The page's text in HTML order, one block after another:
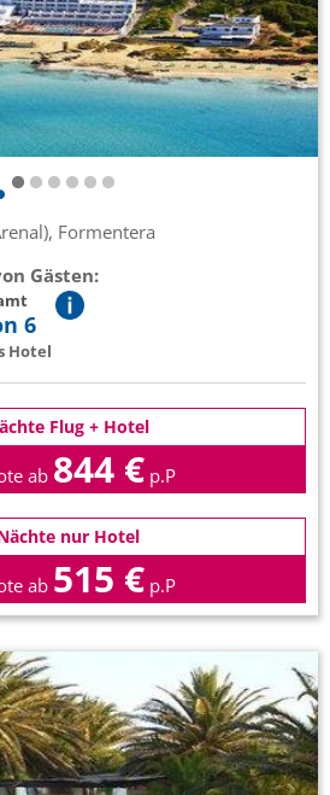
Formentera
Gästen:
6
Hotel
Flug + Hotel
ab 844 € p.P
nur Hotel
ab 515 € p.P